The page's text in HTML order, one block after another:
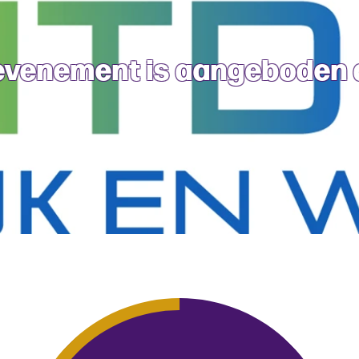
is aangeboden